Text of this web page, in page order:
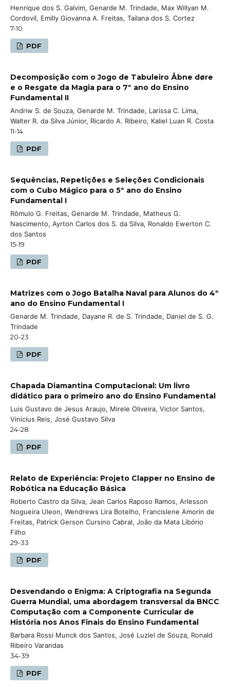
Henrique dos S. Galvim, Genarde M. Trindade, Max Willyan M.
Cordovil, Emilly Giovanna A. Freitas, Tailana dos S. Cortez
7-10
PDF
Decomposição com o Jogo de Tabuleiro Åbne døre
e o Resgate da Magia para o 7º ano do Ensino
Fundamental II
Andriw S. de Souza, Genarde M. Trindade, Larissa C. Lima,
Walter R. da Silva Júnior, Ricardo A. Ribeiro, Kaliel Luan R. Costa
11-14
PDF
Sequências, Repetições e Seleções Condicionais
com o Cubo Mágico para o 5º ano do Ensino
Fundamental I
Rômulo G. Freitas, Genarde M. Trindade, Matheus G.
Nascimento, Ayrton Carlos dos S. da Silva, Ronaldo Ewerton C.
dos Santos
15-19
PDF
Matrizes com o Jogo Batalha Naval para Alunos do 4º
ano do Ensino Fundamental I
Genarde M. Trindade, Dayane R. de S. Trindade, Daniel de S. G.
Trindade
20-23
PDF
Chapada Diamantina Computacional: Um livro
didático para o primeiro ano do Ensino Fundamental
Luis Gustavo de Jesus Araujo, Mirele Oliveira, Victor Santos,
Vinicius Reis, José Gustavo Silva
24-28
PDF
Relato de Experiência: Projeto Clapper no Ensino de
Robótica na Educação Básica
Roberto Castro da Silva, Jean Carlos Raposo Ramos, Arlesson
Nogueira Uleon, Wendrews Lira Botelho, Francislene Amorin de
Freitas, Patrick Gerson Cursino Cabral, João da Mata Libório
Filho
29-33
PDF
Desvendando o Enigma: A Criptografia na Segunda
Guerra Mundial, uma abordagem transversal da BNCC
Computação com a Componente Curricular de
História nos Anos Finais do Ensino Fundamental
Barbara Rossi Munck dos Santos, José Luziel de Souza, Ronald
Ribeiro Varandas
34-39
PDF